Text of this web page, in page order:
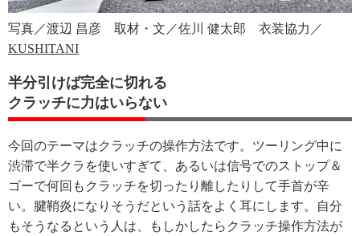
写真／渡辺 昌彦 取材・文／佐川 健太郎 衣装協力／
KUSHITANI
半分引けば完全に切れる
クラッチに力はいらない
今回のテーマはクラッチの操作方法です。ツーリング中に
渋滞で半クラを使いすぎて、あるいは信号でのストップ＆
ゴーで何回もクラッチを切ったり離したりして手首が辛
い。腱鞘炎になりそうだという話をよく耳にします。自分
もそうなるという人は、もしかしたらクラッチ操作方法が